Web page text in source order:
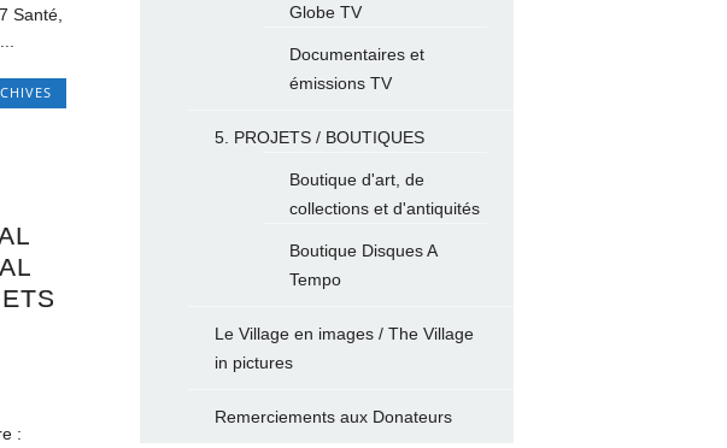
Santé,
:
Globe TV
Documentaires et
émissions TV
5. PROJETS / BOUTIQUES
Boutique d'art, de
collections et d'antiquités
Boutique Disques A
Tempo
Le Village en images / The Village
in pictures
Remerciements aux Donateurs